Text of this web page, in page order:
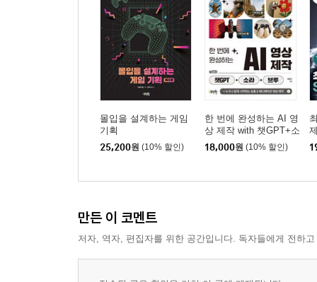
몰입을 설계하는 게임
기획
25,200원 (10% 할인)
한 번에 완성하는 AI 영
상 제작 with 챗GPT+소
라+브루
18,000원 (10% 할인)
만든 이 코멘트
저자, 역자, 편집자를 위한 공간입니다. 독자들에게 전하